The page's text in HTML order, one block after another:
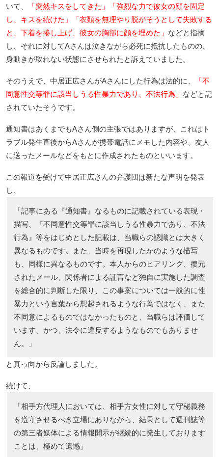
いて、
「突然キスをしてきた」「強烈な力で彼女の顔を固定
し、キスを続けた」「衣類を無理やり脱がそうとして失敗する
と、下着を捲し上げ、彼女の胸部に顔を埋めた」 などと指摘
し、それに対してAさんは泣きながら必死に抵抗したものの、
身動きが取れない状態にさせられたと訴えていました。
そのうえで、中居正広さんがAさんにした行為は法的に、
「不
同意性交等罪に該当しうる性暴力であり、不法行為」 などと記
されていたそうです。
通知書はあくまでもAさん側の主張ではありますが、これはト
ラブル発生直後からAさんが携帯電話にメモした内容や、友人
に送ったメールなどをもとに作成されたものといいます。
この報道を受けて中居正広さんの弁護団は新たな声明を発表
し、
「記事にある『通知書』なるものに記載されている表現・
描写、『不同意性交等罪に該当しうる性暴力であり、不法
行為』等をはじめとした記載は、当職らの認識とは大きく
異なるものです。また、当時を再現したかのような描写
も、同様に異なるものです。本人からのヒアリング、復元
されたメール、関係者による証言など独自に実施した調査
を総合的に判断した限り、この事案については一般的に性
暴力という言葉から想起されるような行為ではなく、また
不同意によるものではなかったものと、当職らは評価して
います。かつ、法令に違反するようなものでもありませ
ん。」
と真っ向から反論しました。
続けて、
「相手方代理人においては、相手方女性に対して守秘義務
を遵守させるべき立場にありながら、結果として週刊誌等
の第三者媒体による情報開示が継続的に発生しております
ことは、極めて遺憾」